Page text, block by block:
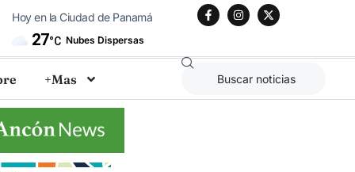
Hoy en la Ciudad de Panamá
27°C Nubes Dispersas
+Mas